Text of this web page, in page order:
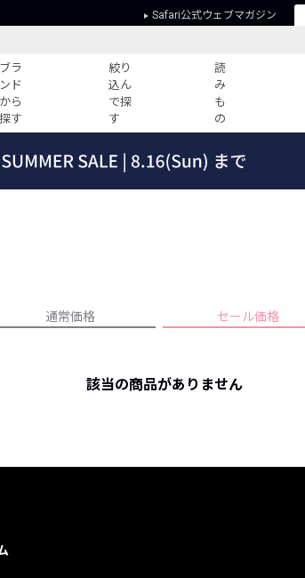
Safari公式ウェブマガジン
ブラ
ンド
から
探す
絞り
込ん
で探
す
読
み
も
の
の記事
記事ランキング
カスブランド
プライバシーポリシー
通常価格 セール価格
該当の商品がありません